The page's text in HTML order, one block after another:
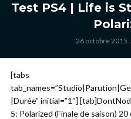
Test PS4 | Life is
26 octobre 2015
[tabs
|Durée” initial=”1″]
5: Polarized (Finale de saison)